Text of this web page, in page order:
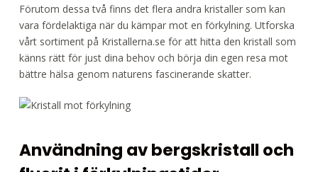
Förutom dessa två finns det flera andra kristaller som kan
vara fördelaktiga när du kämpar mot en förkylning. Utforska
vårt sortiment på Kristallerna.se för att hitta den kristall som
känns rätt för just dina behov och börja din egen resa mot
bättre hälsa genom naturens fascinerande skatter.
Användning av bergskristall och